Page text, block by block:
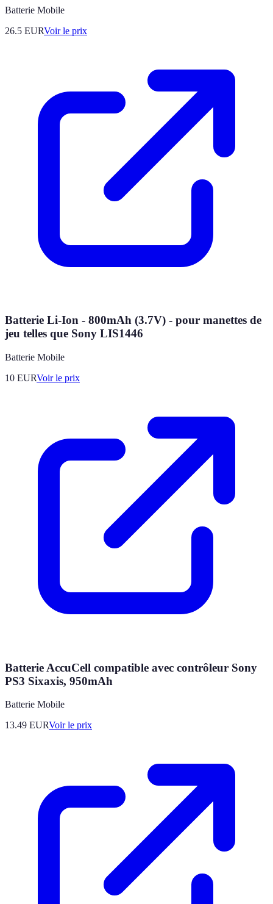
Batterie Mobile
26.5 EURVoir le prix
Batterie Li-Ion - 800mAh (3.7V) - pour manettes de
jeu telles que Sony LIS1446
Batterie Mobile
10 EURVoir le prix
Batterie AccuCell compatible avec contrôleur Sony
PS3 Sixaxis, 950mAh
Batterie Mobile
13.49 EURVoir le prix